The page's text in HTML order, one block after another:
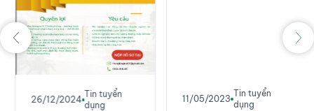
26/12/2024
Tin tuyển
dụng
11/05/2023
Tin tuyển
dụng